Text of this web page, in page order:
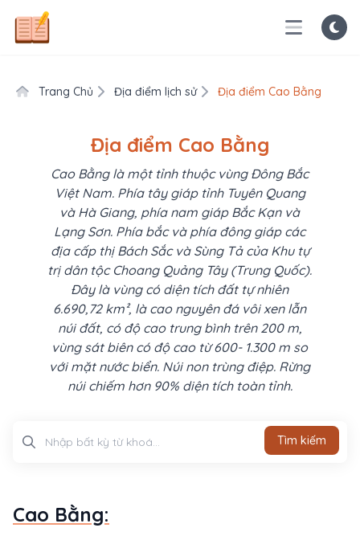
Trang Chủ Địa điểm lịch sử Địa điểm Cao Bằng
Địa điểm Cao Bằng
Cao Bằng là một tỉnh thuộc vùng Đông Bắc
Việt Nam. Phía tây giáp tỉnh Tuyên Quang
và Hà Giang, phía nam giáp Bắc Kạn và
Lạng Sơn. Phía bắc và phía đông giáp các
địa cấp thị Bách Sắc và Sùng Tả của Khu tự
trị dân tộc Choang Quảng Tây (Trung Quốc).
Đây là vùng có diện tích đất tự nhiên
6.690,72 km², là cao nguyên đá vôi xen lẫn
núi đất, có độ cao trung bình trên 200 m,
vùng sát biên có độ cao từ 600- 1.300 m so
với mặt nước biển. Núi non trùng điệp. Rừng
núi chiếm hơn 90% diện tích toàn tỉnh.
Tìm kiếm
Cao Bằng: